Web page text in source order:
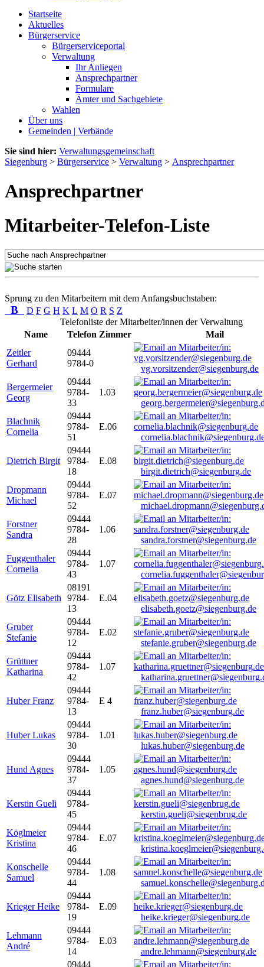
Startseite
Aktuelles
Bürgerservice
Bürgerserviceportal
Verwaltung
Ihr Anliegen
Ansprechpartner
Formulare
Ämter und Sachgebiete
Wahlen
Über uns
Gemeinden | Verbände
Sie sind hier: Verwaltungsgemeinschaft
Siegenburg > Bürgerservice > Verwaltung > Ansprechpartner
Ansprechpartner
Mitarbeiter-Telefon-Liste
Sprung zu den Mitarbeitern mit dem Anfangsbuchstaben:
B D F G H K L M O R S Z
Telefonliste der Mitarbeiter/innen der Verwaltung
Name
Telefon Zimmer
Mail
Zeitler
Gerhard
09444
9784-0
vg.vorsitzender@siegenburg.de
Bergermeier
Georg
09444
9784-
33
1.03
Blachnik
Cornelia
09444
9784-
51
E.06
Dietrich Birgit
09444
9784-
18
E.08
birgit.dietrich@siegenburg.de
Dropmann
Michael
09444
9784-
52
E.07
Forstner
Sandra
09444
9784-
28
1.06
sandra.forstner@siegenburg.de
Fuggenthaler
Cornelia
09444
9784-
43
1.07
Götz Elisabeth
08191
9784-
13
E.04
elisabeth.goetz@siegenburg.de
Gruber
Stefanie
09444
9784-
12
E.02
stefanie.gruber@siegenburg.de
Grüttner
Katharina
09444
9784-
42
1.07
Huber Franz
09444
9784-
13
E 4
franz.huber@siegenburg.de
Huber Lukas
09444
9784-
30
1.01
lukas.huber@siegenburg.de
Hund Agnes
09444
9784-
37
1.05
agnes.hund@siegenburg.de
Kerstin Gueli
09444
9784-
45
kerstin.gueli@siegenbrug.de
Köglmeier
Kristina
09444
9784-
46
E.07
Konschelle
Samuel
09444
9784-
44
1.08
Krieger Heike
09444
9784-
19
E.09
heike.krieger@siegenburg.de
Lehmann
André
09444
9784-
14
E.03
andre.lehmann@siegenburg.de
09444